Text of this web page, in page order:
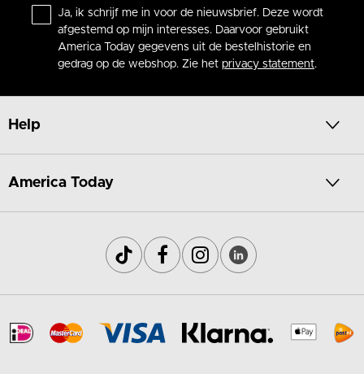
Ja, ik schrijf me in voor de nieuwsbrief. Deze wordt
afgestemd op mijn interesses. Daarvoor gebruikt
America Today gegevens uit de bestelhistorie en
gedrag op de webshop. Zie het privacy statement.
Help
America Today